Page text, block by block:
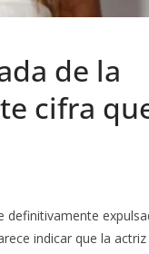
de la
cifra
definitivamente
indicar que la